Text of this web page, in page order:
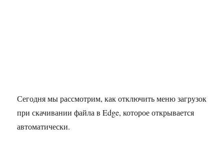
Сегодня мы рассмотрим, как отключить меню загрузок
при скачивании файла в Edge, которое открывается
автоматически.